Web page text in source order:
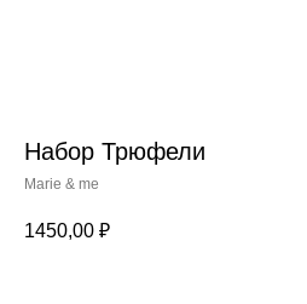
Набор Трюфели
Marie & me
1450,00 ₽